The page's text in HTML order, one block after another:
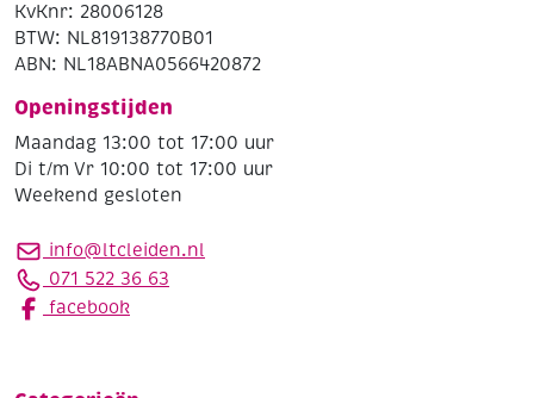
KvKnr: 28006128
BTW: NL819138770B01
ABN: NL18ABNA0566420872
Openingstijden
Maandag 13:00 tot 17:00 uur
Di t/m Vr 10:00 tot 17:00 uur
Weekend gesloten
info@ltcleiden.nl
071 522 36 63
facebook